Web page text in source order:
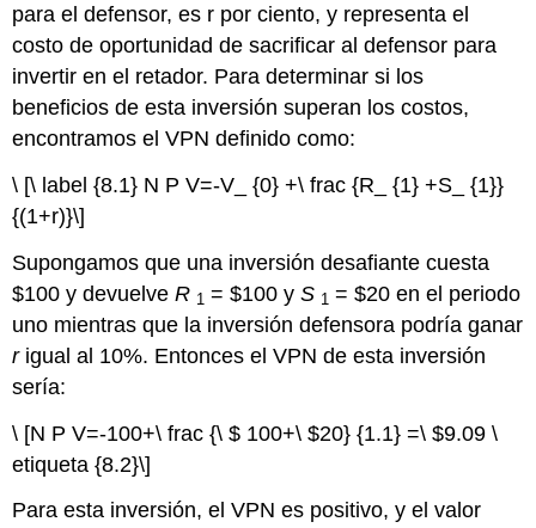
para el defensor, es r por ciento, y representa el
costo de oportunidad de sacrificar al defensor para
invertir en el retador. Para determinar si los
beneficios de esta inversión superan los costos,
encontramos el VPN definido como:
\ [\ label {8.1} N P V=-V_ {0} +\ frac {R_ {1} +S_ {1}}
{(1+r)}\]
Supongamos que una inversión desafiante cuesta
$100 y devuelveR 1 = $100 yS 1 = $20 en el periodo
uno mientras que la inversión defensora podría ganar
rigual al 10%. Entonces el VPN de esta inversión
sería:
\ [N P V=-100+\ frac {\ $ 100+\ $20} {1.1} =\ $9.09 \
etiqueta {8.2}\]
Para esta inversión, el VPN es positivo, y el valor